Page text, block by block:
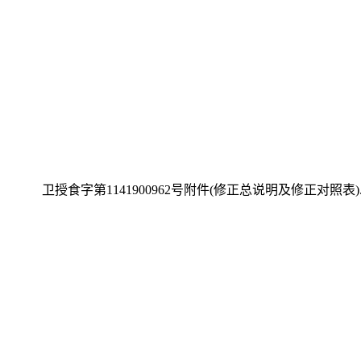
卫授食字第1141900962号附件(修正总说明及修正对照表